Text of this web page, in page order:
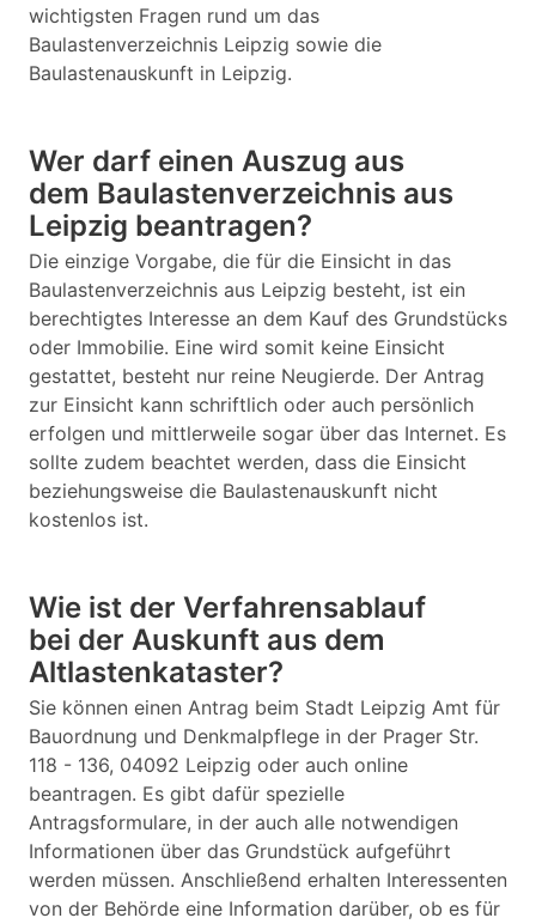
wichtigsten Fragen rund um das
Baulastenverzeichnis Leipzig sowie die
Baulastenauskunft in Leipzig.
Wer darf einen Auszug aus
dem Baulastenverzeichnis aus
Leipzig beantragen?
Die einzige Vorgabe, die für die Einsicht in das
Baulastenverzeichnis aus Leipzig besteht, ist ein
berechtigtes Interesse an dem Kauf des Grundstücks
oder Immobilie. Eine wird somit keine Einsicht
gestattet, besteht nur reine Neugierde. Der Antrag
zur Einsicht kann schriftlich oder auch persönlich
erfolgen und mittlerweile sogar über das Internet. Es
sollte zudem beachtet werden, dass die Einsicht
beziehungsweise die Baulastenauskunft nicht
kostenlos ist.
Wie ist der Verfahrensablauf
bei der Auskunft aus dem
Altlastenkataster?
Sie können einen Antrag beim Stadt Leipzig Amt für
Bauordnung und Denkmalpflege in der Prager Str.
118 - 136, 04092 Leipzig oder auch online
beantragen. Es gibt dafür spezielle
Antragsformulare, in der auch alle notwendigen
Informationen über das Grundstück aufgeführt
werden müssen. Anschließend erhalten Interessenten
von der Behörde eine Information darüber, ob es für